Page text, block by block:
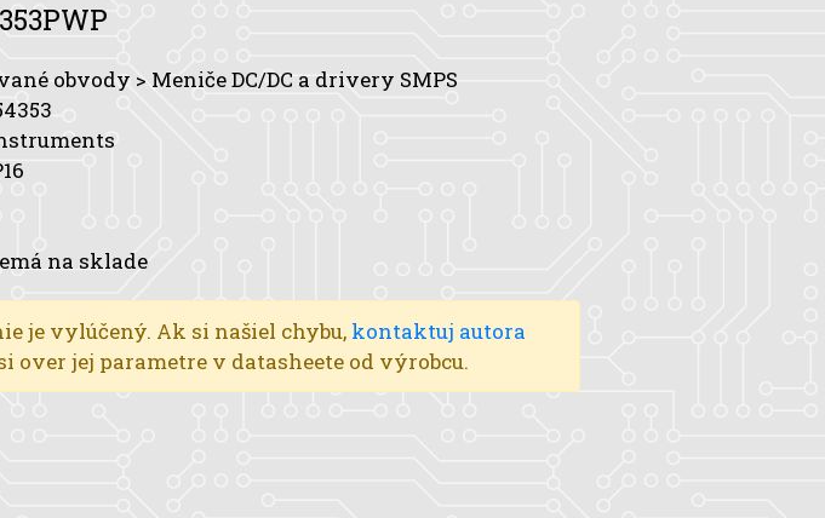
obvody > Meniče DC/DC a drivery SMPS
na sklade
je vylúčený. Ak si našiel chybu, kontaktuj autora
over jej parametre v datasheete od výrobcu.